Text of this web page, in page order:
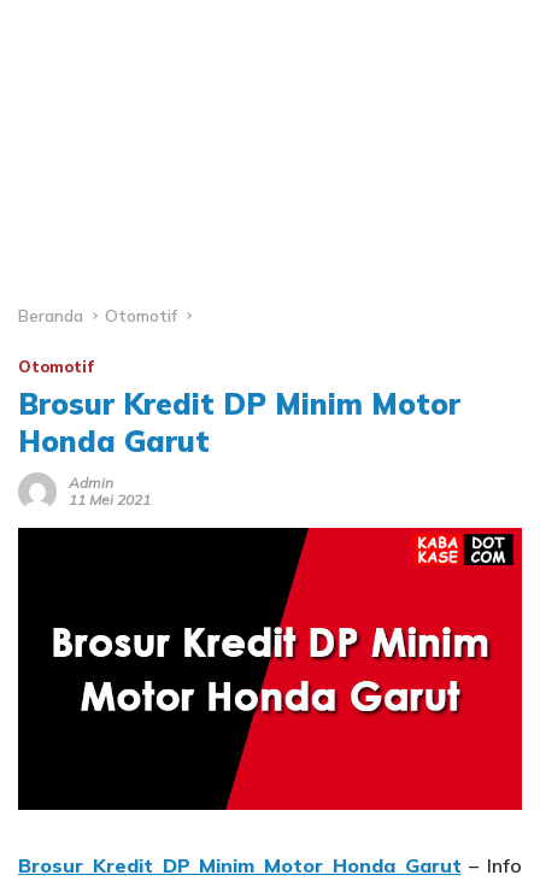
Beranda Otomotif
Otomotif
Brosur Kredit DP Minim Motor
Honda Garut
Admin
11 Mei 2021
Brosur Kredit DP Minim Motor Honda Garut – Info